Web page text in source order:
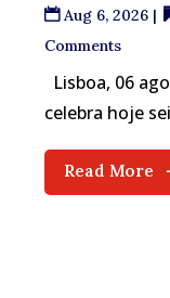
Aug 6, 2026 |
Comments
Lisboa, 06
celebra hoje
Read More